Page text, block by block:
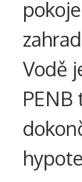
Vodě
PENB